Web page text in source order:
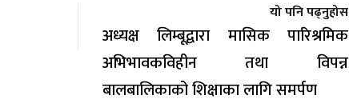
यो पनि पढ्नुहोस
अध्यक्ष लिम्बूद्वारा मासिक पारिश्रमिक
अभिभावकविहीन तथा विपन्न
बालबालिकाको शिक्षाका लागि समर्पण